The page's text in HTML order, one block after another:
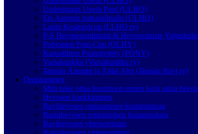
Uudenmaan Upein Poni (ULHO)
Eri-Aaronin patsaskilpailu (ULHO)
Lapin Kesäravicup (LLHO ry)
P-S Hevosenomistajat & Hevosvaruste
Pohjoinen Poni-Cup (OLHY)
Kansallinen Poninäyttely (PONY)
Varsakunkku (Varsakunkku ry)
Jämsän Ämmän ja Äijän Ajot (Jämsän Ravi ry)
Omistaminen
Mitä tulee ottaa huomioon ennen kuin ostaa
Hevosen hankkiminen
Ravihevosen omistamisen kustannuksia
Ratsuhevosen omistamisen kustannuksia
Ravihevosen yhteisomistus
Ratsuhevosen yhteisomistus